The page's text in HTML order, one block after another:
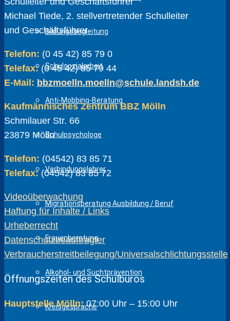
Bildungsbegleitung
Schulsozialarbeit
Anti-Mobbing-Beratung
Schulpsychologe
Verbindungslehrer
Migrationsberatung Ausbildung / Beruf
Frauenberatung
Alkohol- und Suchtprävention
Kreisgespräche
Michael Tiede, 2. stellvertretender Schulleiter
und Geschäftsführer
Telefon: (0 45 42) 85 79 0
Telefax:(0 45 42) 85 79 44
E-Mail: bbzmoelln.moelln@schule.landsh.de
Kaufmännisches Zentrum BBZ Mölln
Schmilauer Str. 66
23879 Mölln
Telefon: (04542) 83 85 71
Telefax:(04542) 83 85 72
Videoüberwachung
Haftung für Inhalte / Links
Urheberrecht
Datenschutzbeauftragter
Verbraucherstreitbeilegung/Universalschlichtungsstelle
Öffnungszeiten des Schulbüros
Hauptstelle Mölln:07:00 Uhr – 15:00 Uhr